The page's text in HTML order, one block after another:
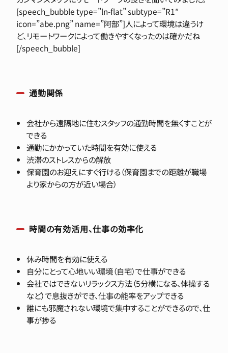
[speech_bubble type=”ln-flat” subtype=”R1″
icon=”abe.png” name=”阿部”]人によって環境は違うけ
ど、リモートワークによって働きやすくなったのは確かだね
[/speech_bubble]
通勤関係
会社から遠隔地に住むスタッフの通勤時間を無くすことが
できる
通勤にかかっていた時間を有効に使える
渋滞のストレスからの解放
保育園のお迎えにすぐ行ける（保育園までの距離が職場
より家からの方が近い場合）
時間の有効活用、仕事の効率化
休み時間を有効に使える
自分にとって心地いい環境（自宅）で仕事ができる
会社ではできないリラックス方法（5分横になる、体操する
など）で息抜きができ、仕事の能率をアップできる
誰にも邪魔されない環境で集中することができるので、仕
事が捗る